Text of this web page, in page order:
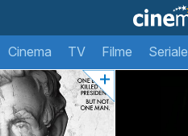
Cinema TV Filme Seriale